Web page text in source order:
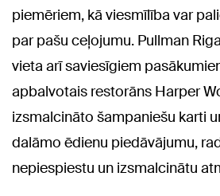
piemēriem, kā viesmīlība var
par pašu ceļojumu. Pullman
vieta arī saviesīgiem
apbalvotais restorāns Harper
izsmalcināto šampaniešu karti
dalāmo ēdienu piedāvājumu,
nepiespiestu un izsmalcinātu